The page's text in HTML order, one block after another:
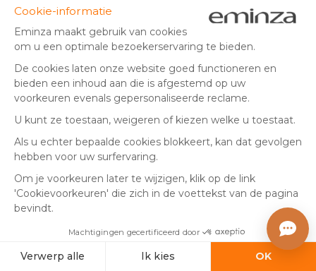
Soldaat (H195 cm) Evariste
Verzending binnen 3 tot 5 weken
Kerstster om op te hangen
(D180 cm) Christmas Or
In voorraad